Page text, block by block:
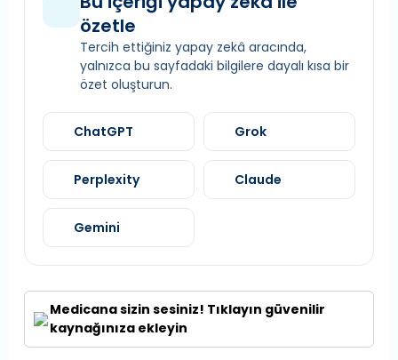
özetle
Tercih ettiğiniz yapay zekâ aracında,
yalnızca bu sayfadaki bilgilere dayalı kısa bir
özet oluşturun.
ChatGPT Grok
Perplexity Claude
Gemini
Medicana sizin sesiniz! Tıklayın güvenilir
kaynağınıza ekleyin